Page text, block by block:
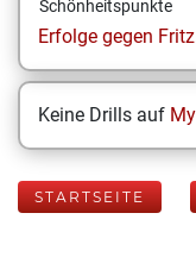
Schönheitspunkte
Erfolge gegen
Keine Drills auf
STARTSEITE